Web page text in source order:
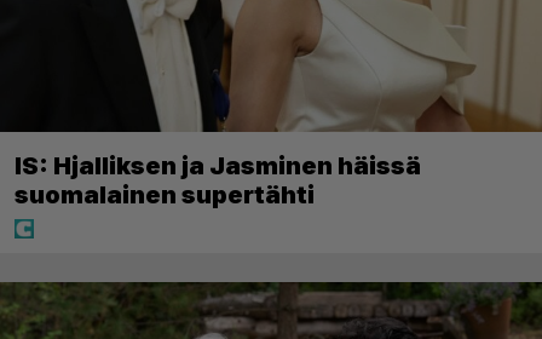
IS: Hjalliksen ja Jasminen häissä
suomalainen supertähti